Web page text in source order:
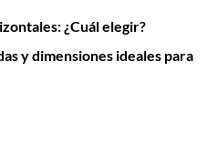
¿Cuál elegir?
y dimensiones ideales para